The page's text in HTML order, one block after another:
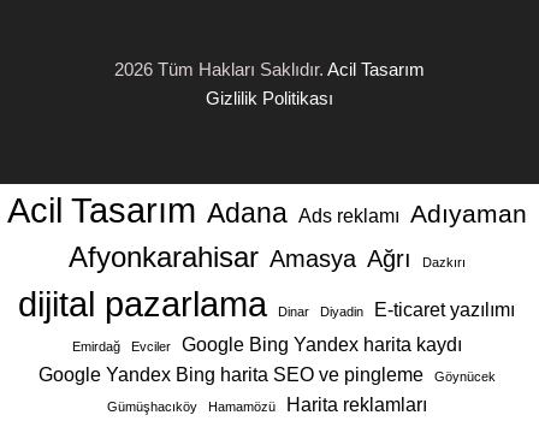
2026 Tüm Hakları Saklıdır. Acil Tasarım
Gizlilik Politikası
Acil Tasarım Adana Ads reklamı Adıyaman
Afyonkarahisar Amasya Ağrı Dazkırı
dijital pazarlama Dinar Diyadin E-ticaret yazılımı
Emirdağ Evciler
Google Bing Yandex harita kaydı
Google Yandex Bing harita SEO ve pingleme
Göynücek
Gümüşhacıköy Hamamözü
Harita reklamları